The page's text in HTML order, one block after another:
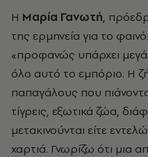
Η Μαρία Γανωτή,
της ερμηνεία για το
«προφανώς υπάρχει
όλο αυτό το εμπόριο. Η
παπαγάλους που
τίγρεις, εξωτικά ζώα,
μετακινούνται είτε
χαρτιά. Γνωρίζω ότι μια